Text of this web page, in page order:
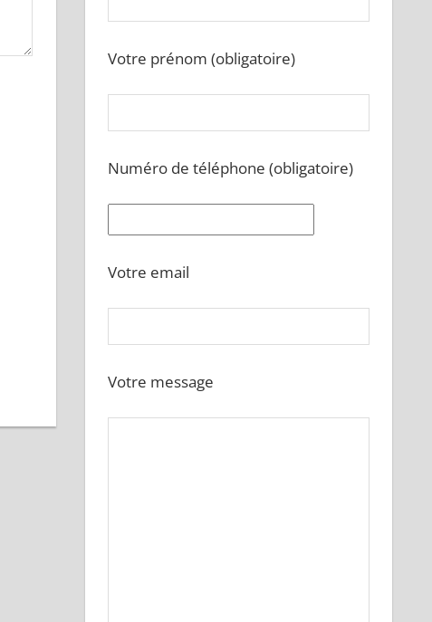
Votre prénom (obligatoire)
Numéro de téléphone (obligatoire)
Votre email
Votre message